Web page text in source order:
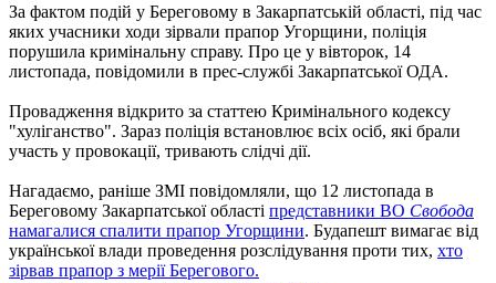
За фактом подій у Береговому в Закарпатській області, під час
яких учасники ходи зірвали прапор Угорщини, поліція
порушила кримінальну справу. Про це у вівторок, 14
листопада, повідомили в прес-службі Закарпатської ОДА.
Провадження відкрито за статтею Кримінального кодексу
"хуліганство". Зараз поліція встановлює всіх осіб, які брали
участь у провокації, тривають слідчі дії.
Нагадаємо, раніше ЗМІ повідомляли, що 12 листопада в
Береговому Закарпатської області представники ВО Свобода
намагалися спалити прапор Угорщини. Будапешт вимагає від
української влади проведення розслідування проти тих, хто
зірвав прапор з мерії Берегового.